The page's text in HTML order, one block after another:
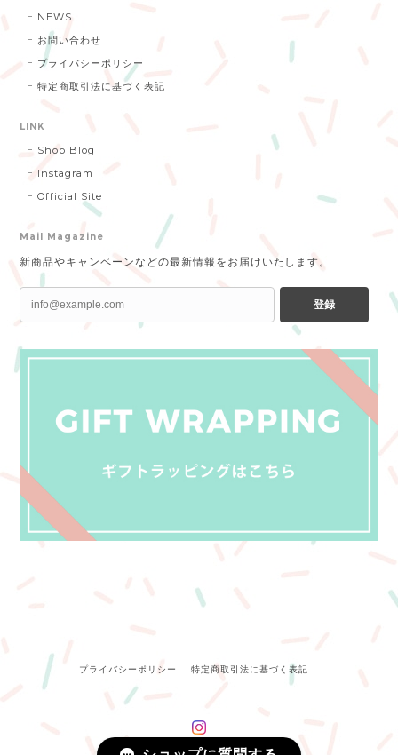
NEWS
お問い合わせ
プライバシーポリシー
特定商取引法に基づく表記
LINK
Shop Blog
Instagram
Official Site
Mail Magazine
新商品やキャンペーンなどの最新情報をお届けいたします。
登録
プライバシーポリシー 特定商取引法に基づく表記